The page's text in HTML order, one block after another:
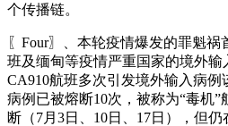
个传播链。
〖Four〗、本轮疫情爆发的罪魁祸
班及缅甸等疫情严重国家的境外输
CA910航班多次引发境外输入病例
病例已被熔断10次，被称为“毒机
断（7月3日、10日、17日），但仍